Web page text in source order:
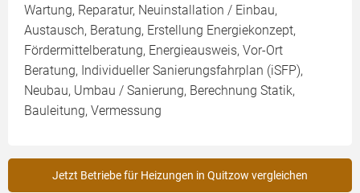
Wartung, Reparatur, Neuinstallation / Einbau,
Austausch, Beratung, Erstellung Energiekonzept,
Fördermittelberatung, Energieausweis, Vor-Ort
Beratung, Individueller Sanierungsfahrplan (iSFP),
Neubau, Umbau / Sanierung, Berechnung Statik,
Bauleitung, Vermessung
Jetzt Betriebe für Heizungen in Quitzow vergleichen